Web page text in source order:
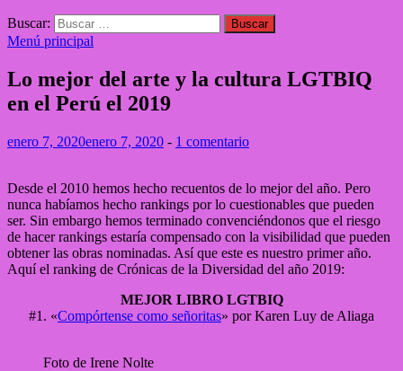
Buscar:
Menú principal
Lo mejor del arte y la cultura LGTBIQ
en el Perú el 2019
enero 7, 2020enero 7, 2020 - 1 comentario
Desde el 2010 hemos hecho recuentos de lo mejor del año. Pero
nunca habíamos hecho rankings por lo cuestionables que pueden
ser. Sin embargo hemos terminado convenciéndonos que el riesgo
de hacer rankings estaría compensado con la visibilidad que pueden
obtener las obras nominadas. Así que este es nuestro primer año.
Aquí el ranking de Crónicas de la Diversidad del año 2019:
MEJOR LIBRO LGTBIQ
#1. «Compórtense como señoritas» por Karen Luy de Aliaga
Foto de Irene Nolte